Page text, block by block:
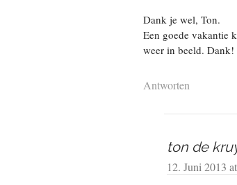
Dank je wel, Ton.
Een goede vakantie
weer in beeld. Dank!
Antworten
ton de
12. Juni 2013